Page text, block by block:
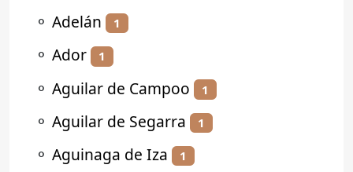
⚬ Adelán 1
⚬ Ador 1
⚬ Aguilar de Campoo 1
⚬ Aguilar de Segarra 1
⚬ Aguinaga de Iza 1